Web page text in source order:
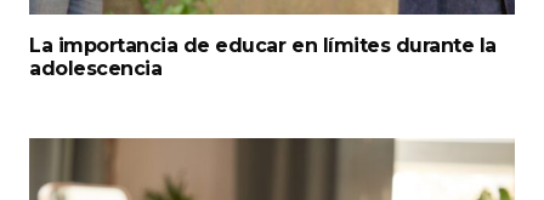
La importancia de educar en límites durante la
adolescencia